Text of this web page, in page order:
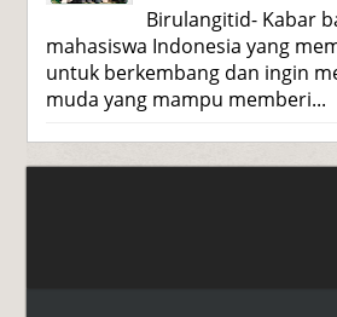
Birulangitid- Kabar
mahasiswa Indonesia yang
untuk berkembang dan ingin
muda yang mampu memberi...